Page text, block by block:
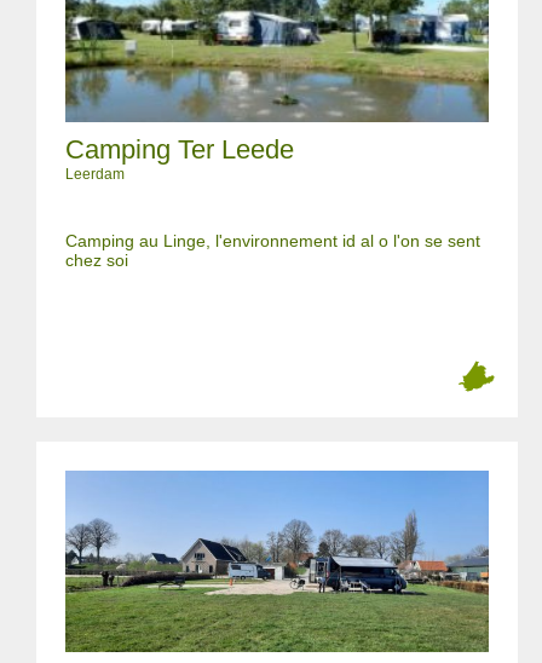
Camping Ter Leede
Leerdam
Camping au Linge, l'environnement id al o l'on se sent
chez soi